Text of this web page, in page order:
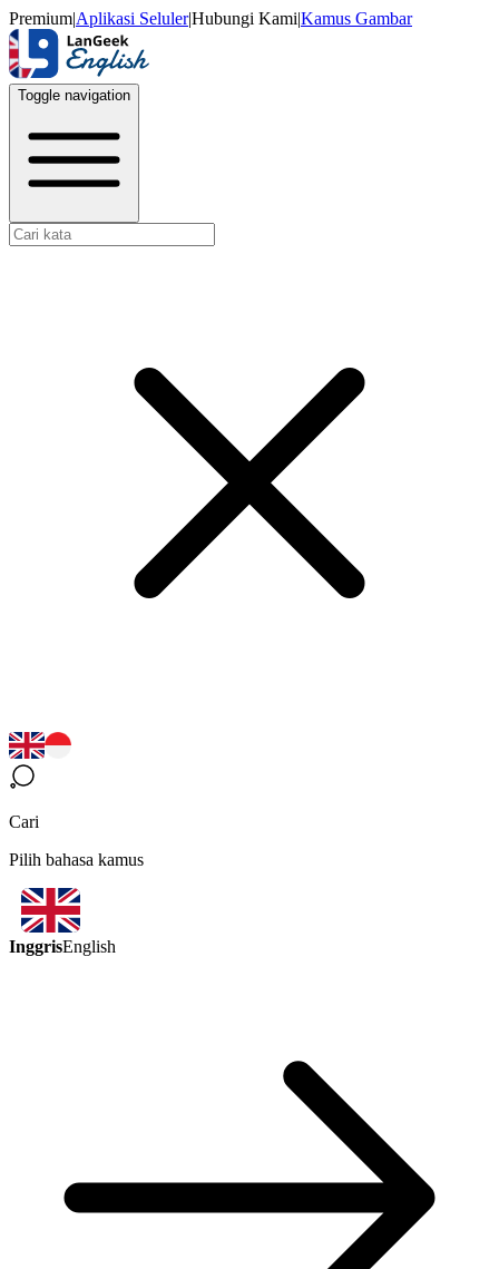
Premium|Aplikasi Seluler|Hubungi Kami|Kamus Gambar
Toggle navigation
Cari
Pilih bahasa kamus
InggrisEnglish